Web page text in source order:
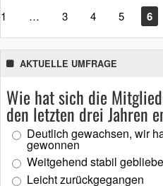
1 … 3 4 5 6
AKTUELLE UMFRAGE
Wie hat sich die
den letzten drei Jahren
Deutlich gewachsen, wir
gewonnen
Weitgehend stabil
Leicht zurückgegangen